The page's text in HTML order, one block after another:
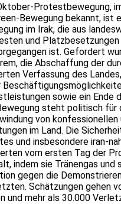
Protestbewegung,
Bewegung bekannt, ist
im Irak, die aus
und
ist. Gefordert
die Abschaffung der
Verfassung des
sowie ein Ende
steht politisch für
von
im Land. Die
und insbesondere iran-
vom ersten Tag der
indem sie Tränengas und
gegen die
Schätzungen gehen
und mehr als 30.000